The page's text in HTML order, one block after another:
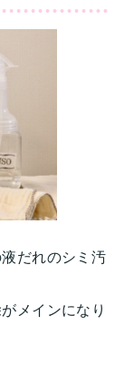
だれのシミ汚
メインになり